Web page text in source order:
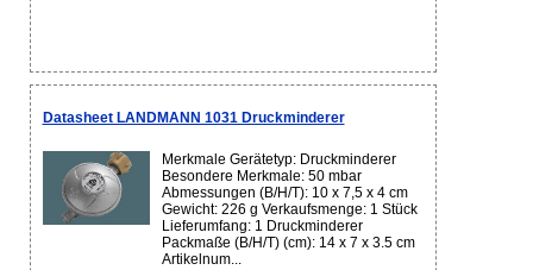
Datasheet LANDMANN 1031 Druckminderer
Merkmale Gerätetyp: Druckminderer
Besondere Merkmale: 50 mbar
Abmessungen (B/H/T): 10 x 7,5 x 4 cm
Gewicht: 226 g Verkaufsmenge: 1 Stück
Lieferumfang: 1 Druckminderer
Packmaße (B/H/T) (cm): 14 x 7 x 3.5 cm
Artikelnum...